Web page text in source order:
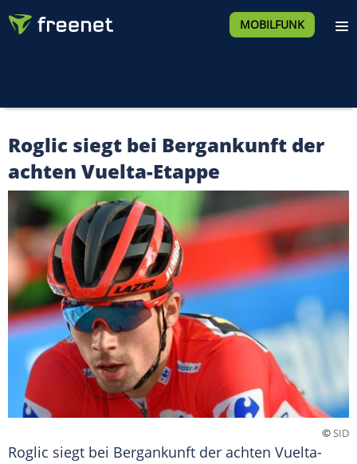
MOBILFUNK
Roglic siegt bei Bergankunft der
achten Vuelta-Etappe
©SID
Roglic siegt bei Bergankunft der achten Vuelta-